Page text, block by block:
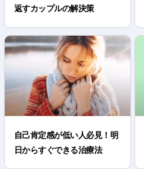
返すカップルの解決策
自己肯定感が低い人必見！明
日からすぐできる治療法